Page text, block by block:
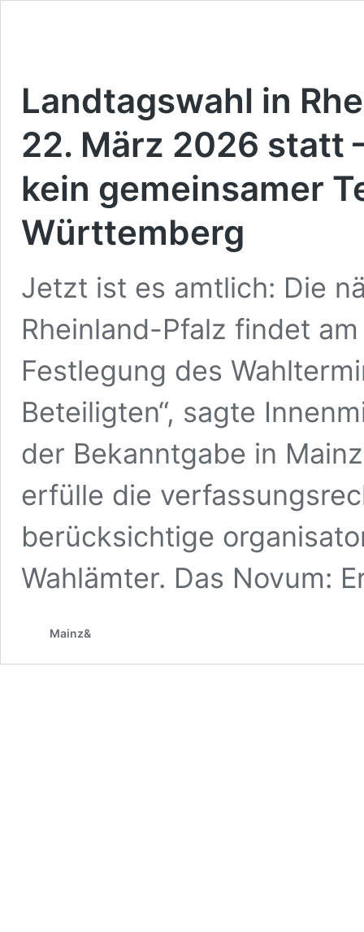
Landtagswahl in
22. März 2026 statt
kein gemeinsamer
Württemberg
Jetzt ist es amtlich: Die
Rheinland-Pfalz findet
Festlegung des
Beteiligten“, sagte
der Bekanntgabe in
erfülle die
berücksichtige
Wahlämter. Das Novum:
Mainz&